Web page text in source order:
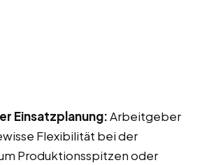
Einsatzplanung:Arbeitgeber
Flexibilität bei der
Produktionsspitzen oder